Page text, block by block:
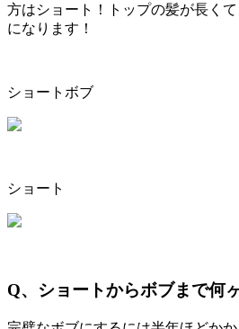
方はショート！トップの髪が長く
になります！
ショートボブ
ショート
Q、ショートからボブまで何